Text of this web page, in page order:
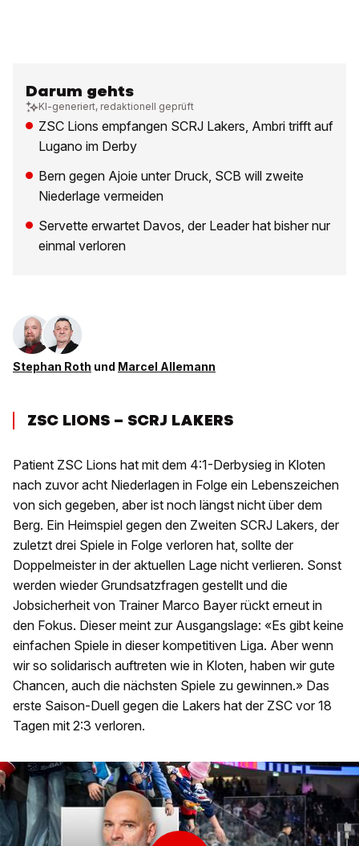
Darum gehts
KI-generiert, redaktionell geprüft
ZSC Lions empfangen SCRJ Lakers, Ambri trifft auf
Lugano im Derby
Bern gegen Ajoie unter Druck, SCB will zweite
Niederlage vermeiden
Servette erwartet Davos, der Leader hat bisher nur
einmal verloren
Stephan Roth und Marcel Allemann
ZSC LIONS – SCRJ LAKERS
Patient ZSC Lions hat mit dem 4:1-Derbysieg in Kloten
nach zuvor acht Niederlagen in Folge ein Lebenszeichen
von sich gegeben, aber ist noch längst nicht über dem
Berg. Ein Heimspiel gegen den Zweiten SCRJ Lakers, der
zuletzt drei Spiele in Folge verloren hat, sollte der
Doppelmeister in der aktuellen Lage nicht verlieren. Sonst
werden wieder Grundsatzfragen gestellt und die
Jobsicherheit von Trainer Marco Bayer rückt erneut in
den Fokus. Dieser meint zur Ausgangslage: «Es gibt keine
einfachen Spiele in dieser kompetitiven Liga. Aber wenn
wir so solidarisch auftreten wie in Kloten, haben wir gute
Chancen, auch die nächsten Spiele zu gewinnen.» Das
erste Saison-Duell gegen die Lakers hat der ZSC vor 18
Tagen mit 2:3 verloren.